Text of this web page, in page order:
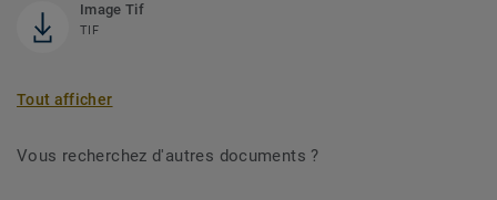
Image Tif
TIF
Tout afficher
Vous recherchez d'autres documents ?